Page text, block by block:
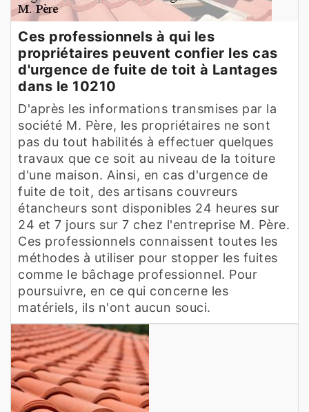
Ces professionnels à qui les
propriétaires peuvent confier les cas
d'urgence de fuite de toit à Lantages
dans le 10210
D'après les informations transmises par la
société M. Père, les propriétaires ne sont
pas du tout habilités à effectuer quelques
travaux que ce soit au niveau de la toiture
d'une maison. Ainsi, en cas d'urgence de
fuite de toit, des artisans couvreurs
étancheurs sont disponibles 24 heures sur
24 et 7 jours sur 7 chez l'entreprise M. Père.
Ces professionnels connaissent toutes les
méthodes à utiliser pour stopper les fuites
comme le bâchage professionnel. Pour
poursuivre, en ce qui concerne les
matériels, ils n'ont aucun souci.